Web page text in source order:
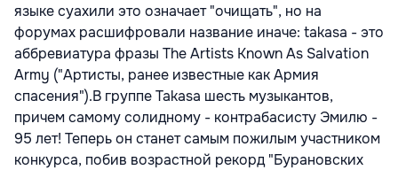
языке суахили это означает "очищать", но на
форумах расшифровали название иначе: takasa - это
аббревиатура фразы The Artists Known As Salvation
Army ("Артисты, ранее известные как Армия
спасения").В группе Takasa шесть музыкантов,
причем самому солидному - контрабасисту Эмилю -
95 лет! Теперь он станет самым пожилым участником
конкурса, побив возрастной рекорд "Бурановских